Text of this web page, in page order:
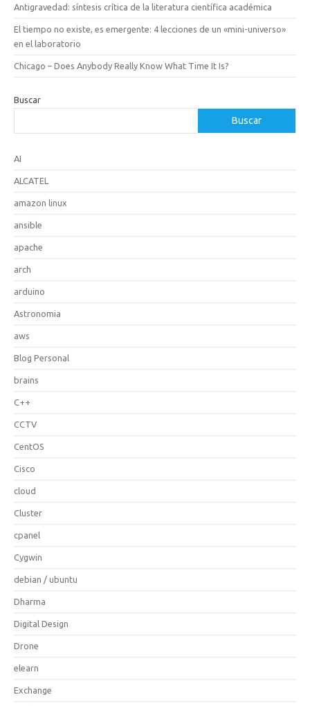
Antigravedad: síntesis crítica de la literatura científica académica
El tiempo no existe, es emergente: 4 lecciones de un «mini-universo»
en el laboratorio
Chicago – Does Anybody Really Know What Time It Is?
Buscar
Buscar
AI
ALCATEL
amazon linux
ansible
apache
arch
arduino
Astronomia
aws
Blog Personal
brains
C++
CCTV
CentOS
Cisco
cloud
Cluster
cpanel
Cygwin
debian / ubuntu
Dharma
Digital Design
Drone
elearn
Exchange